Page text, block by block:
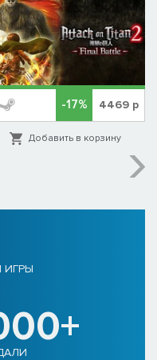
-17% 4469р
Добавить в корзину
ИГРЫ